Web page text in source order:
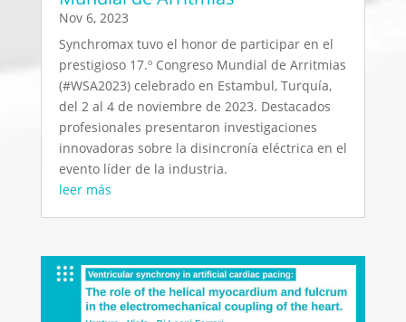
Nov 6, 2023
Synchromax tuvo el honor de participar en el
prestigioso 17.º Congreso Mundial de Arritmias
(#WSA2023) celebrado en Estambul, Turquía,
del 2 al 4 de noviembre de 2023. Destacados
profesionales presentaron investigaciones
innovadoras sobre la disincronía eléctrica en el
evento líder de la industria.
leer más